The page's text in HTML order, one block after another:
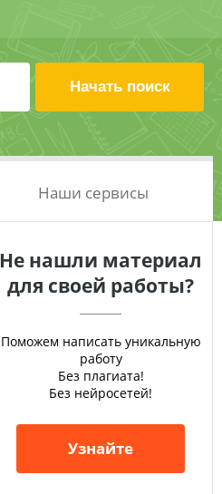
Наши сервисы
Не нашли материал
для своей работы?
Поможем написать уникальную
работу
Без плагиата!
Без нейросетей!
Узнайте